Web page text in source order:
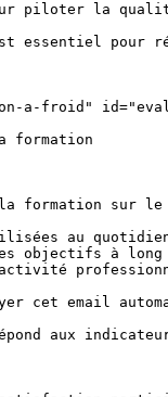
piloter la
essentiel pour
a-froid"
formation
la formation sur
au
objectifs à long
cet email
aux